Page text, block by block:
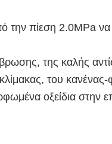
πίεση 2.0MPa να
της καλής
του κανένας-
οξείδια στην